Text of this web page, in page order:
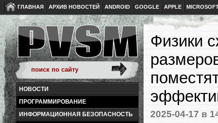
ГЛАВНАЯ АРХИВ НОВОСТЕЙ ANDROID GOOGLE APPLE
НОВОСТИ
ПРОГРАММИРОВАНИЕ
ИНФОРМАЦИОННАЯ БЕЗОПАСНОСТЬ
Физики
2025-04-17 в